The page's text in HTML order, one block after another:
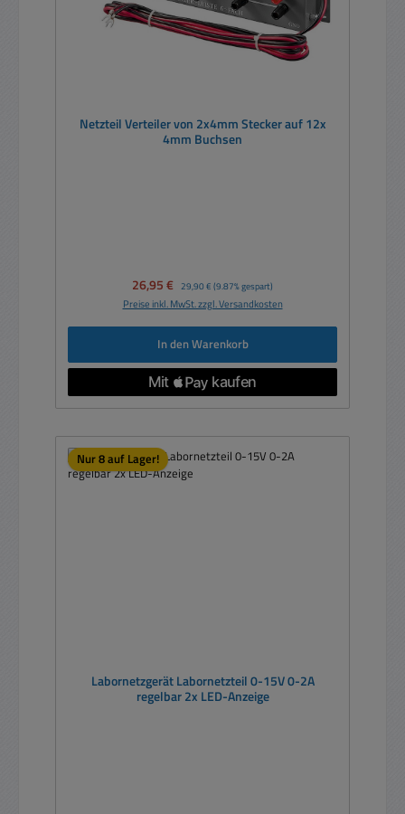
Netzteil Verteiler von 2x4mm Stecker auf 12x
4mm Buchsen
Verkaufspreis:
26,95 € Regulärer Preis:
29,90 € (9.87% gespart)
Preise inkl. MwSt. zzgl. Versandkosten
In den Warenkorb
Nur 8 auf Lager!
Labornetzgerät Labornetzteil 0-15V 0-2A
regelbar 2x LED-Anzeige